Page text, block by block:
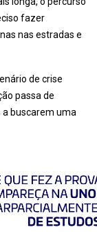
fazer
nas estradas e
de crise
passa de
a buscarem uma